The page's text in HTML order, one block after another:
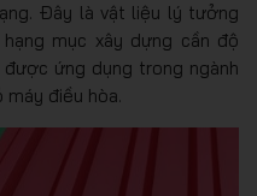
Đây là vật liệu lý tưởng
mục xây dựng cần độ
ứng dụng trong ngành
máy điều hòa.